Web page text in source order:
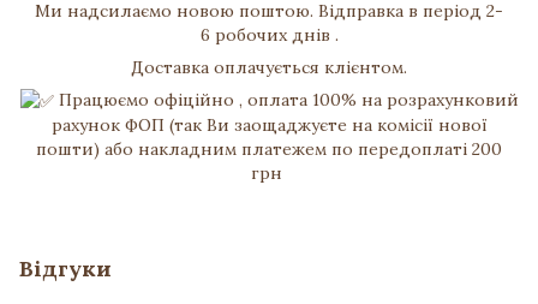
Ми надсилаємо новою поштою. Відправка в період 2-
6 робочих днів .
Доставка оплачується клієнтом.
Працюємо офіційно , оплата 100% на розрахунковий
рахунок ФОП (так Ви заощаджуєте на комісії нової
пошти) або накладним платежем по передоплаті 200
грн
Відгуки